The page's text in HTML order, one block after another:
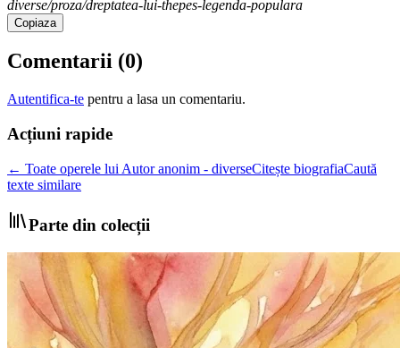
diverse/proza/dreptatea-lui-thepes-legenda-populara
Copiaza
Comentarii (0)
Autentifica-te pentru a lasa un comentariu.
Acțiuni rapide
← Toate operele lui Autor anonim - diverseCitește biografiaCaută
texte similare
Parte din colecții